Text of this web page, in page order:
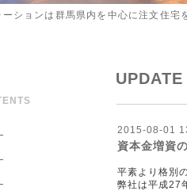
ションは群馬県内を中心に注文住宅
2015-08-01
資本金増資
平素より格別
弊社は平成27